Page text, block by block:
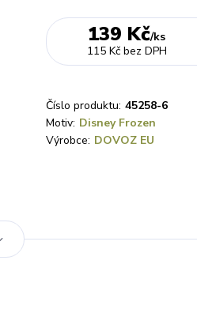
139 Kč/ks
115 Kč bez DPH
Číslo produktu: 45258-6
Motiv: Disney Frozen
Výrobce: DOVOZ EU